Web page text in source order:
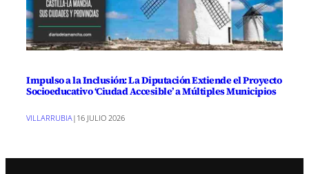
Impulso a la Inclusión: La Diputación Extiende el Proyecto
Socioeducativo ‘Ciudad Accesible’ a Múltiples Municipios
VILLARRUBIA | 16 JULIO 2026